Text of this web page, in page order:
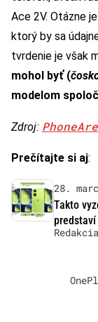
Ace 2V. Otázne
ktorý by sa
tvrdenie je však
mohol byť (
modelom
Zdroj:
Prečítajte si aj:
28.
Takto
predstaví